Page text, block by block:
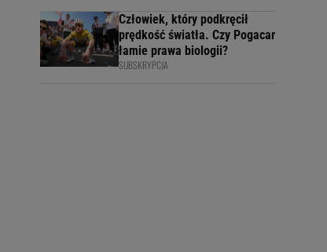
Człowiek, który podkręcił
prędkość światła. Czy Pogacar
łamie prawa biologii?
SUBSKRYPCJA